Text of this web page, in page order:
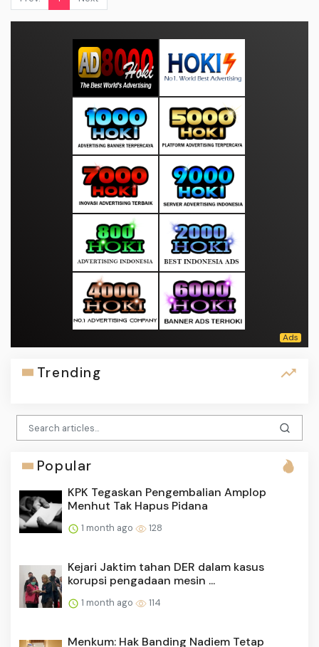
Trending
Popular
KPK Tegaskan Pengembalian Amplop
Menhut Tak Hapus Pidana
1 month ago 128
Kejari Jaktim tahan DER dalam kasus
korupsi pengadaan mesin ...
1 month ago 114
Menkum: Hak Banding Nadiem Tetap